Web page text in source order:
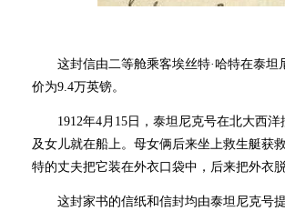
这封信由二等舱乘客埃丝特·哈特在泰坦
价为9.4万英镑。
1912年4月15日，泰坦尼克号在北大西洋
及女儿就在船上。母女俩后来坐上救生艇获
特的丈夫把它装在外衣口袋中，后来把外衣
这封家书的信纸和信封均由泰坦尼克号提